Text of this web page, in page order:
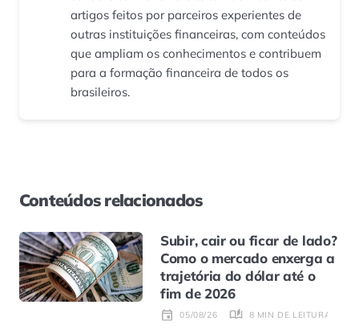
artigos feitos por parceiros experientes de
outras instituições financeiras, com conteúdos
que ampliam os conhecimentos e contribuem
para a formação financeira de todos os
brasileiros.
Conteúdos relacionados
Subir, cair ou ficar de lado?
Como o mercado enxerga a
trajetória do dólar até o
fim de 2026
05/08/26 8 MIN DE LEITURA